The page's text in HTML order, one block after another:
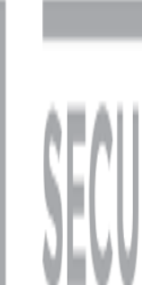
Cumartesi 10:00 - 18:00